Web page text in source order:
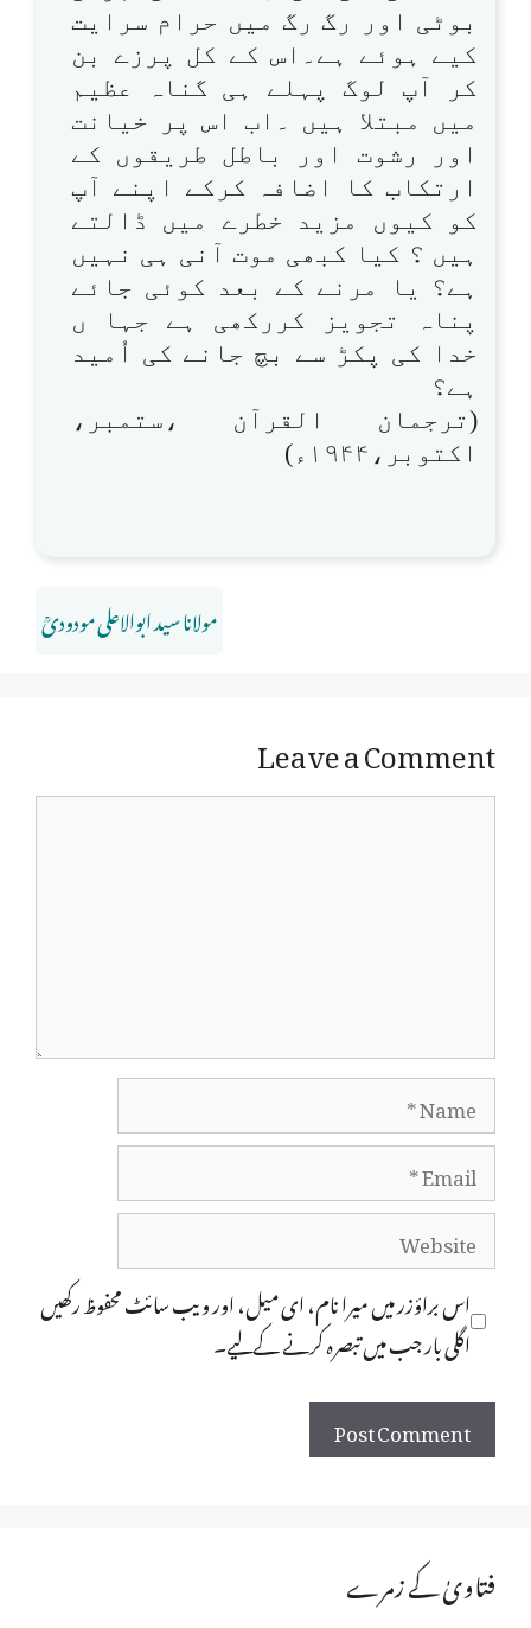
بوٹی اور رگ رگ میں حرام سرایت
کیے ہوئے ہے۔اس کے کل پرزے بن
کر آپ لوگ پہلے ہی گناہ عظیم
میں مبتلا ہیں ۔اب اس پر خیانت
اور رشوت اور باطل طریقوں کے
ارتکاب کا اضافہ کرکے اپنے آپ
کو کیوں مزید خطرے میں ڈالتے
ہیں ؟ کیا کبھی موت آنی ہی نہیں
ہے؟ یا مرنے کے بعد کوئی جائے
پناہ تجویز کررکھی ہے جہا ں
خدا کی پکڑ سے بچ جانے کی اُمید
ہے؟
(ترجمان القرآن ،ستمبر،
اکتوبر،۱۹۴۴ء)
مولانا سید ابوالاعلی مودودیؒ
Leave a Comment
Name
Email
Website
اس براؤزر میں میرا نام، ای میل، اور ویب سائٹ محفوظ رکھیں
اگلی بار جب میں تبصرہ کرنے کےلیے۔
فتاویٰ کے زمرے